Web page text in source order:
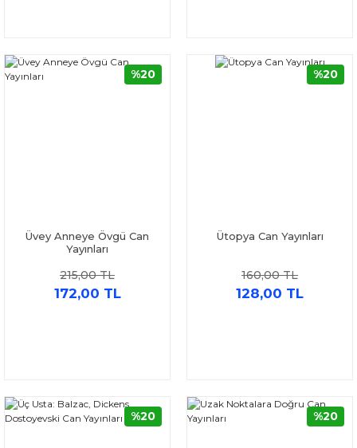
Üvey Anneye Övgü Can
Yayınları
215,00 TL
172,00 TL
%20
Ütopya Can Yayınları
160,00 TL
128,00 TL
%20
%20 %20